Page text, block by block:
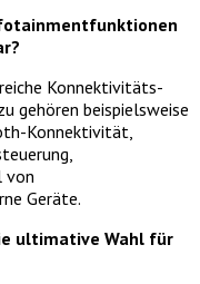
Konnektivitäts-
gehören beispielsweise
Konnektivität,
von
Geräte.
ultimative Wahl für